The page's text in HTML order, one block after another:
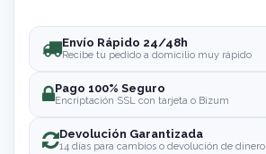
Envío Rápido 24/48h
Recibe tu pedido a domicilio muy rápido
Pago 100% Seguro
Encriptación SSL con tarjeta o Bizum
Devolución Garantizada
14 días para cambios o devolución de dinero